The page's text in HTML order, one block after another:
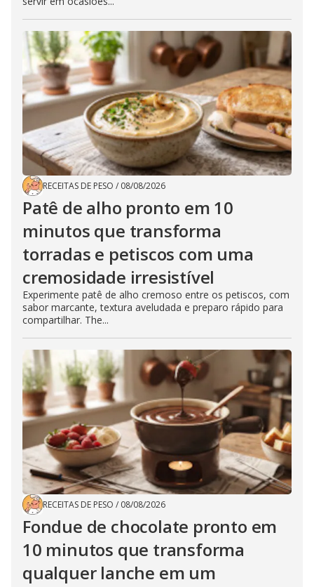
RECEITAS DE PESO / 08/08/2026
Patê de alho pronto em 10
minutos que transforma
torradas e petiscos com uma
cremosidade irresistível
Experimente patê de alho cremoso entre os petiscos, com
sabor marcante, textura aveludada e preparo rápido para
compartilhar. The...
RECEITAS DE PESO / 08/08/2026
Fondue de chocolate pronto em
10 minutos que transforma
qualquer lanche em um